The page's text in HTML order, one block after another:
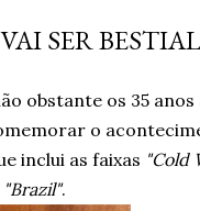
SER
obstante os 35
o
inclui as faixas "Cold
"Brazil".